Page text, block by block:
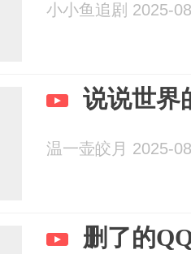
小小鱼追剧 2025-
说说世界
温一壶皎月 2025-
删了的